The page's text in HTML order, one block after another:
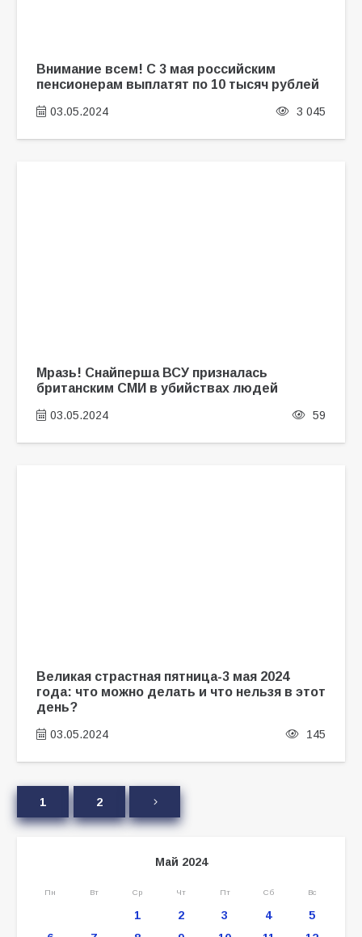
Внимание всем! С 3 мая российским
пенсионерам выплатят по 10 тысяч рублей
03.05.2024 3 045
Мразь! Снайперша ВСУ призналась
британским СМИ в убийствах людей
03.05.2024 59
Великая страстная пятница-3 мая 2024
года: что можно делать и что нельзя в этот
день?
03.05.2024 145
1 2
Май 2024
Пн Вт Ср Чт Пт Сб Вс
1 2 3 4
5